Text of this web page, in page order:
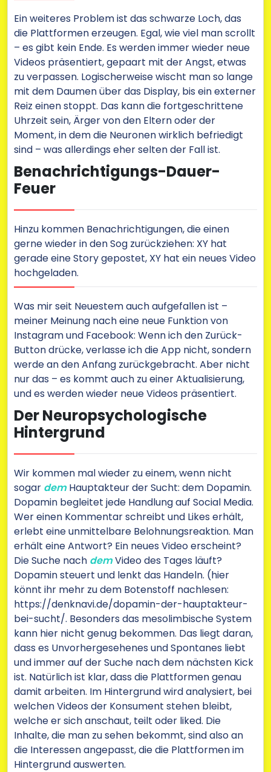
Ein weiteres Problem ist das schwarze Loch, das
die Plattformen erzeugen. Egal, wie viel man scrollt
– es gibt kein Ende. Es werden immer wieder neue
Videos präsentiert, gepaart mit der Angst, etwas
zu verpassen. Logischerweise wischt man so lange
mit dem Daumen über das Display, bis ein externer
Reiz einen stoppt. Das kann die fortgeschrittene
Uhrzeit sein, Ärger von den Eltern oder der
Moment, in dem die Neuronen wirklich befriedigt
sind – was allerdings eher selten der Fall ist.
Benachrichtigungs-Dauer-
Feuer
Hinzu kommen Benachrichtigungen, die einen
gerne wieder in den Sog zurückziehen: XY hat
gerade eine Story gepostet, XY hat ein neues Video
hochgeladen.
Was mir seit Neuestem auch aufgefallen ist –
meiner Meinung nach eine neue Funktion von
Instagram und Facebook: Wenn ich den Zurück-
Button drücke, verlasse ich die App nicht, sondern
werde an den Anfang zurückgebracht. Aber nicht
nur das – es kommt auch zu einer Aktualisierung,
und es werden wieder neue Videos präsentiert.
Der Neuropsychologische
Hintergrund
Wir kommen mal wieder zu einem, wenn nicht
sogar demHauptakteur der Sucht: dem Dopamin.
Dopamin begleitet jede Handlung auf Social Media.
Wer einen Kommentar schreibt und Likes erhält,
erlebt eine unmittelbare Belohnungsreaktion. Man
erhält eine Antwort? Ein neues Video erscheint?
Die Suche nach demVideo des Tages läuft?
Dopamin steuert und lenkt das Handeln. (hier
könnt ihr mehr zu dem Botenstoff nachlesen:
https://denknavi.de/dopamin-der-hauptakteur-
bei-sucht/. Besonders das mesolimbische System
kann hier nicht genug bekommen. Das liegt daran,
dass es Unvorhergesehenes und Spontanes liebt
und immer auf der Suche nach dem nächsten Kick
ist. Natürlich ist klar, dass die Plattformen genau
damit arbeiten. Im Hintergrund wird analysiert, bei
welchen Videos der Konsument stehen bleibt,
welche er sich anschaut, teilt oder liked. Die
Inhalte, die man zu sehen bekommt, sind also an
die Interessen angepasst, die die Plattformen im
Hintergrund auswerten.